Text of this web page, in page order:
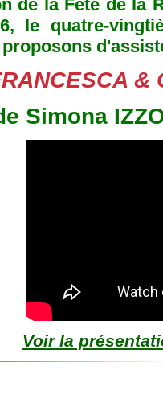
de la Fête de la
le quatre-
&
Simona
Voir la